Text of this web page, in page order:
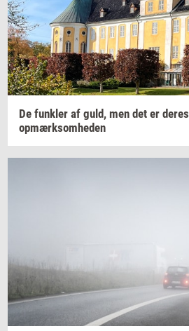
De funk­ler af guld, men det er deres
op­mærk­som­he­den